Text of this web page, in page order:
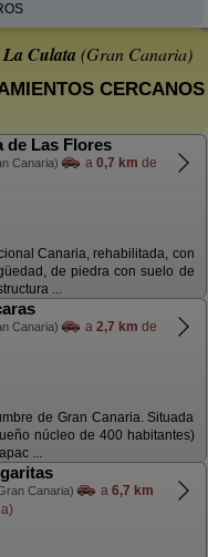
La Culata (Gran Canaria)
CERCANOS
de Las Flores
Canaria) a 0,7 km de
Canaria, rehabilitada, con
de piedra con suelo de
...
Canaria) a 2,7 km de
de Gran Canaria. Situada
núcleo de 400 habitantes)
...
Canaria) a 6,7 km